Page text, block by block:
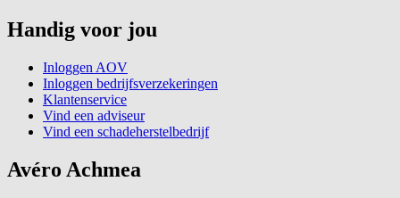
Handig voor jou
Inloggen AOV
Inloggen bedrijfsverzekeringen
Klantenservice
Vind een adviseur
Vind een schadeherstelbedrijf
Avéro Achmea